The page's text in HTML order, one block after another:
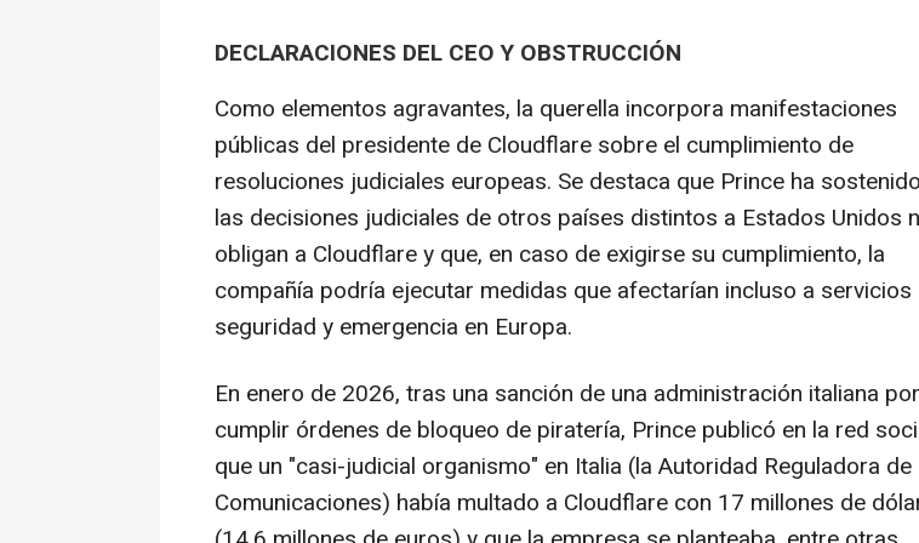
DECLARACIONES DEL CEO Y OBSTRUCCIÓN
Como elementos agravantes, la querella incorpora manifestaciones
públicas del presidente de Cloudflare sobre el cumplimiento de
resoluciones judiciales europeas. Se destaca que Prince ha
las decisiones judiciales de otros países distintos a Estados Unidos
obligan a Cloudflare y que, en caso de exigirse su cumplimiento, la
compañía podría ejecutar medidas que afectarían incluso a servicios
seguridad y emergencia en Europa.
En enero de 2026, tras una sanción de una administración italiana
cumplir órdenes de bloqueo de piratería, Prince publicó en la red
que un "casi-judicial organismo" en Italia (la Autoridad Reguladora de
Comunicaciones) había multado a Cloudflare con 17 millones de